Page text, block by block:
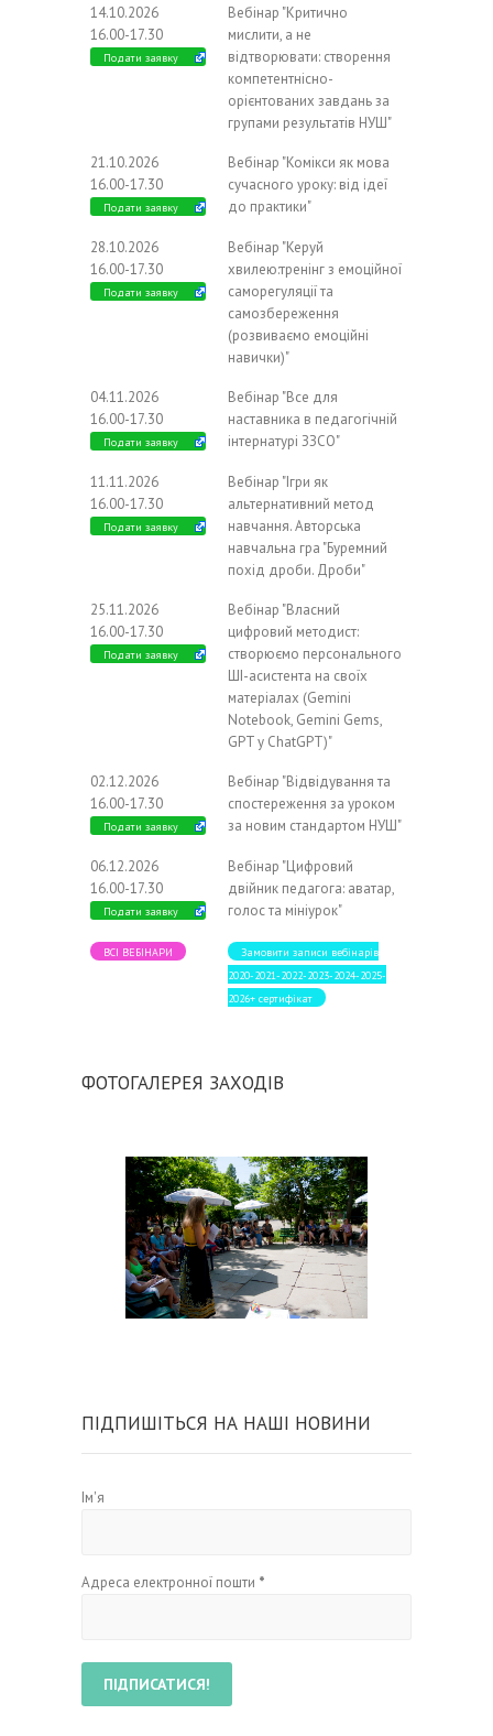
14.10.2026
16.00-17.30
Подати заявку
Вебінар "Критично
мислити, а не
відтворювати: створення
компетентнісно-
орієнтованих завдань за
групами результатів НУШ"
21.10.2026
16.00-17.30
Подати заявку
Вебінар "Комікси як мова
сучасного уроку: від ідеї
до практики"
28.10.2026
16.00-17.30
Подати заявку
Вебінар "Керуй
хвилею:тренінг з емоційної
саморегуляції та
самозбереження
(розвиваємо емоційні
навички)"
04.11.2026
16.00-17.30
Подати заявку
Вебінар "Все для
наставника в педагогічній
інтернатурі ЗЗСО"
11.11.2026
16.00-17.30
Подати заявку
Вебінар "Ігри як
альтернативний метод
навчання. Авторська
навчальна гра "Буремний
похід дроби. Дроби"
25.11.2026
16.00-17.30
Подати заявку
Вебінар "Власний
цифровий методист:
створюємо персонального
ШІ-асистента на своїх
матеріалах (Gemini
Notebook, Gemini Gems,
GPT у ChatGPT)"
02.12.2026
16.00-17.30
Подати заявку
Вебінар "Відвідування та
спостереження за уроком
за новим стандартом НУШ"
06.12.2026
16.00-17.30
Подати заявку
Вебінар "Цифровий
двійник педагога: аватар,
голос та мініурок"
ВСІ ВЕБІНАРИ
Замовити записи вебінарів
2020-2021-2022-2023-2024-2025-
2026+ сертифікат
ФОТОГАЛЕРЕЯ ЗАХОДІВ
ПІДПИШІТЬСЯ НА НАШІ НОВИНИ
Ім'я
Адреса електронної пошти *